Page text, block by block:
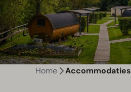
Home Accommodaties